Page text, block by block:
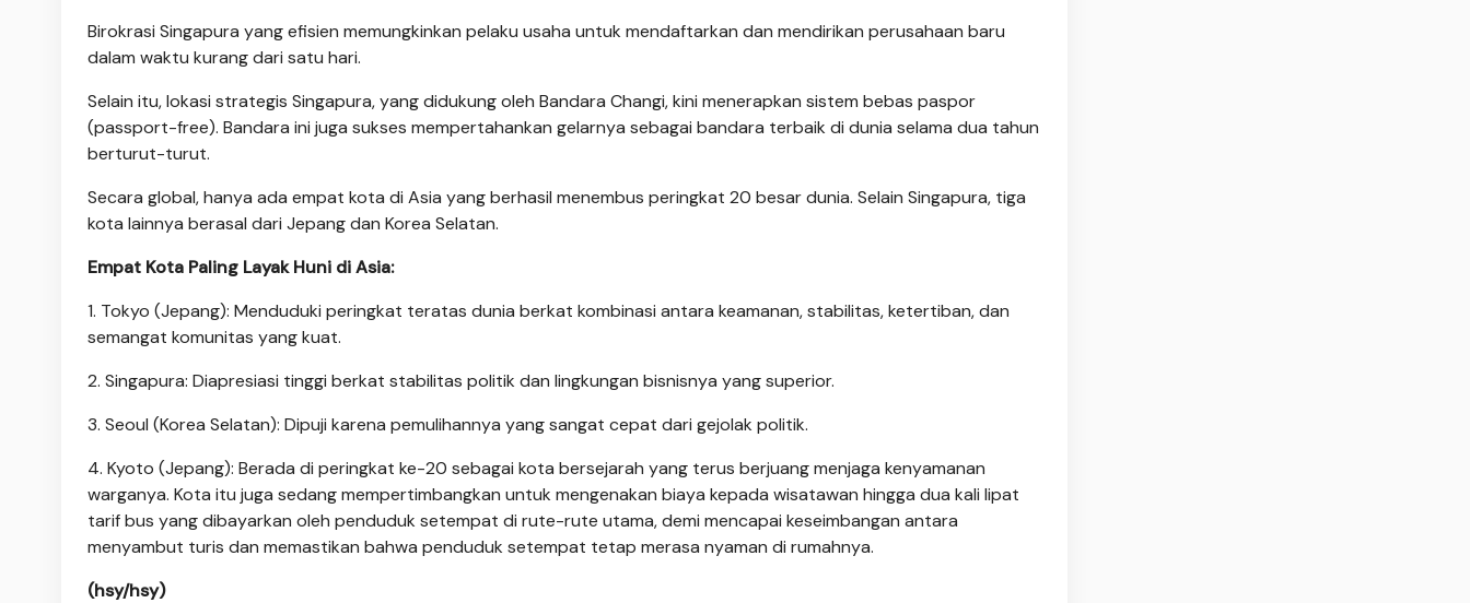
Birokrasi Singapura yang efisien memungkinkan pelaku usaha untuk mendaftarkan dan mendirikan perusahaan baru
dalam waktu kurang dari satu hari.
Selain itu, lokasi strategis Singapura, yang didukung oleh Bandara Changi, kini menerapkan sistem bebas paspor
(passport-free). Bandara ini juga sukses mempertahankan gelarnya sebagai bandara terbaik di dunia selama dua tahun
berturut-turut.
Secara global, hanya ada empat kota di Asia yang berhasil menembus peringkat 20 besar dunia. Selain Singapura, tiga
kota lainnya berasal dari Jepang dan Korea Selatan.
Empat Kota Paling Layak Huni di Asia:
1. Tokyo (Jepang): Menduduki peringkat teratas dunia berkat kombinasi antara keamanan, stabilitas, ketertiban, dan
semangat komunitas yang kuat.
2. Singapura: Diapresiasi tinggi berkat stabilitas politik dan lingkungan bisnisnya yang superior.
3. Seoul (Korea Selatan): Dipuji karena pemulihannya yang sangat cepat dari gejolak politik.
4. Kyoto (Jepang): Berada di peringkat ke-20 sebagai kota bersejarah yang terus berjuang menjaga kenyamanan
warganya. Kota itu juga sedang mempertimbangkan untuk mengenakan biaya kepada wisatawan hingga dua kali lipat
tarif bus yang dibayarkan oleh penduduk setempat di rute-rute utama, demi mencapai keseimbangan antara
menyambut turis dan memastikan bahwa penduduk setempat tetap merasa nyaman di rumahnya.
(hsy/hsy)